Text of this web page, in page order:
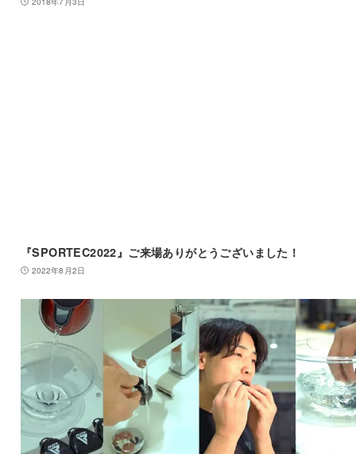
『SPORTEC2022』ご来場ありがとうございました！
2022年8月2日